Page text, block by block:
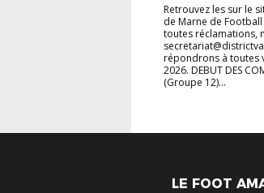
Retrouvez les sur le
de Marne de
toutes réclamations,
répondrons à toutes
2026. DEBUT DES
(Groupe 12)...
LE FOOT